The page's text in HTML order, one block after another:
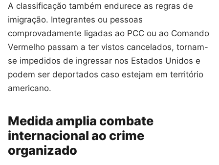
A classificação também endurece as regras de
imigração. Integrantes ou pessoas
comprovadamente ligadas ao PCC ou ao Comando
Vermelho passam a ter vistos cancelados, tornam-
se impedidos de ingressar nos Estados Unidos e
podem ser deportados caso estejam em território
americano.
Medida amplia combate
internacional ao crime
organizado